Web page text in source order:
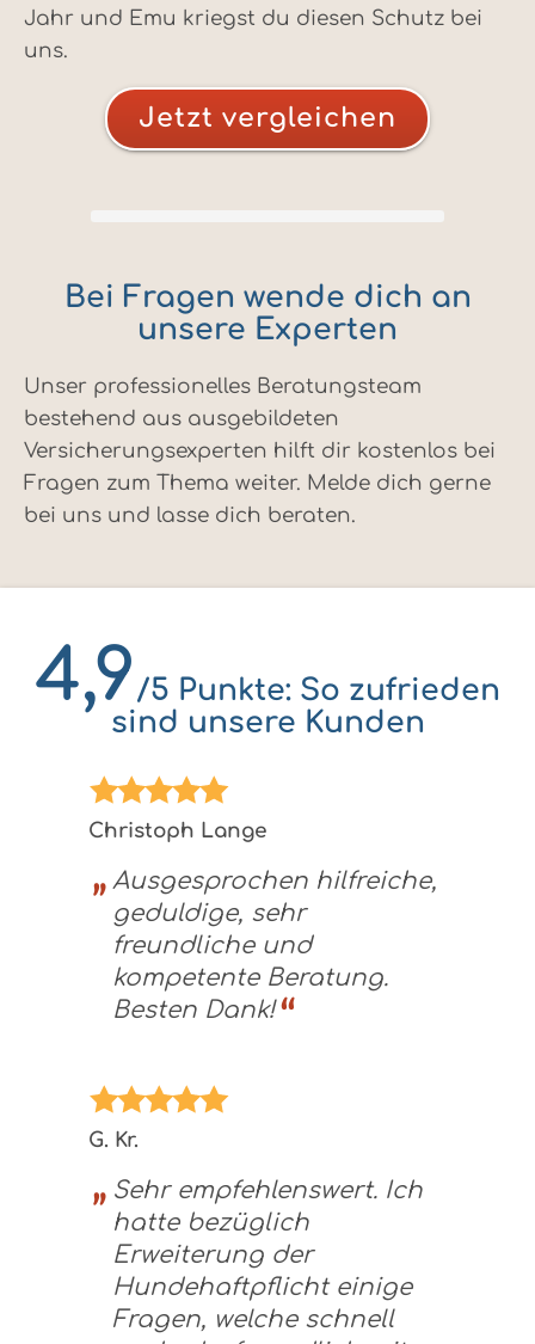
Jahr und Emu kriegst du diesen Schutz bei
uns.
Jetzt vergleichen
Bei Fragen wende dich an
unsere Experten
Unser professionelles Beratungsteam
bestehend aus ausgebildeten
Versicherungsexperten hilft dir kostenlos bei
Fragen zum Thema weiter. Melde dich gerne
bei uns und lasse dich beraten.
4,9/5 Punkte: So zufrieden
sind unsere Kunden
Christoph Lange
Ausgesprochen hilfreiche,
geduldige, sehr
freundliche und
kompetente Beratung.
Besten Dank!
G. Kr.
Sehr empfehlenswert. Ich
hatte bezüglich
Erweiterung der
Hundehaftpflicht einige
Fragen, welche schnell